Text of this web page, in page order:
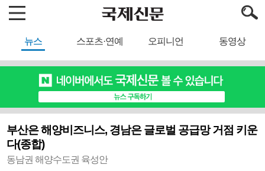
뉴스 스포츠·연예 오피니언 동영상
부산은 해양비즈니스, 경남은 글로벌 공급망 거점 키운
다(종합)
동남권 해양수도권 육성안